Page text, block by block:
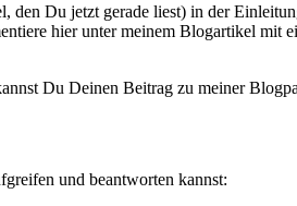
den Du jetzt gerade liest) in der
hier unter meinem Blogartikel
Du Deinen Beitrag zu meiner
und beantworten kannst: